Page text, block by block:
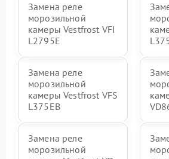
Замена реле
морозильной
камеры Vestfrost VFI
L2795E
Замена реле
морозильной
камеры Vestfrost VFS
L375EB
Замена реле
морозильной